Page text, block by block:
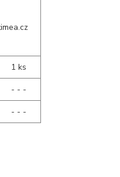
1 ks
- - -
- - -